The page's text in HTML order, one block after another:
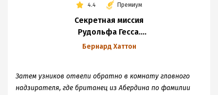
4.4 Премиум
Секретная миссия
Рудольфа Гесса.
Закулисные игры
Бернард Хаттон
Затем узников отвели обратно в комнату главного
надзирателя, где британец из Абердина по фамилии